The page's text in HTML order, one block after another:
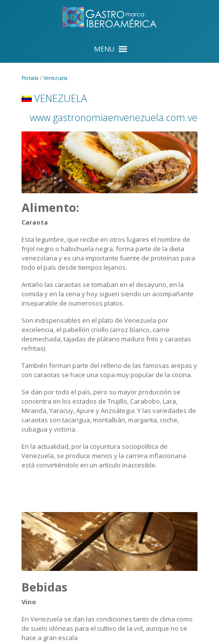
Portada / Venezuela
VENEZUELA
www.gastronomiaenvenezuela.com.ve
Alimento:
Caraota
Esta legumbre, que recibe en otros lugares el nombre de
frijol negro o habichuela negra, forma parte de la dieta
venezolana y es una importante fuente de proteínas para
todo el país desde tiempos lejanos.
Antaño las caraotas se tomaban en el desayuno, en la
comida y en la cena y hoy siguen siendo un acompañante
inseparable de numerosos platos.
Son indispensables en el plato de Venezuela por
excelencia, el pabellón criollo (arroz blanco, carne
desmechada, tajadas de plátano maduro frito y caraotas
refritas).
También forman parte del relleno de las famosas arepas y
con caraotas se hace una sopa muy popular de la cocina.
Se dan por todo el país, pero su mayor producción se
concentra en los estados de Trujillo, Carabobo, Lara,
Miranda, Yaracuy, Apure y Anzoátegui. Y las variedades de
caraotas son tacarigua, montalbán, margarita, coche,
cubagua y victoria.
En la actualidad, por la coyuntura sociopolítica de
Venezuela, se produce menos y la carrera inflacionaria
está convirtiéndolo en un artículo inaccesible.
Bebidas
Vino
En Venezuela se dan las condiciones tanto de clima como
de suelo idóneas para el cultivo de la vid, aunque no se
hace a gran escala